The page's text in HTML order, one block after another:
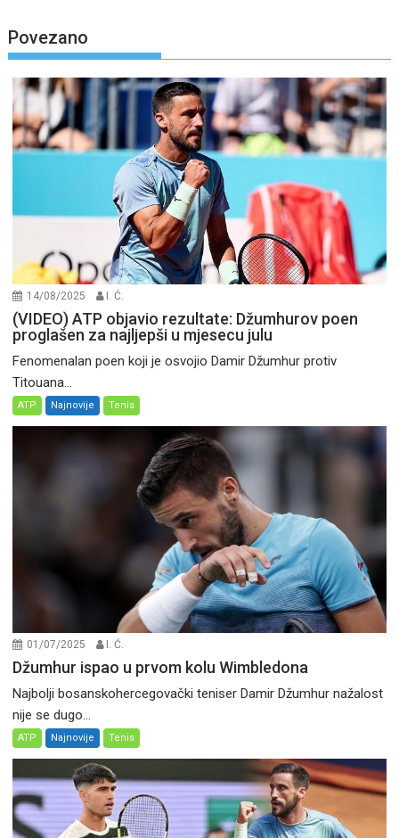
Povezano
14/08/2025 I. Ć.
(VIDEO) ATP objavio rezultate: Džumhurov poen
proglašen za najljepši u mjesecu julu
Fenomenalan poen koji je osvojio Damir Džumhur protiv
Titouana...
ATP Najnovije Tenis
01/07/2025 I. Ć.
Džumhur ispao u prvom kolu Wimbledona
Najbolji bosanskohercegovački teniser Damir Džumhur nažalost
nije se dugo...
ATP Najnovije Tenis